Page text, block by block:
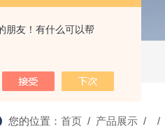
朋友！有什么可以帮
您的位置： 首页/ 产品展示/ /